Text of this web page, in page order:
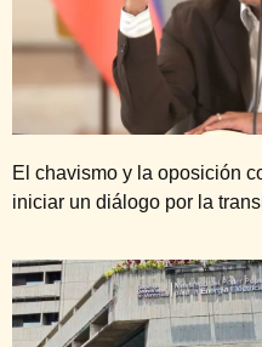
El chavismo y la oposición
iniciar un diálogo por la